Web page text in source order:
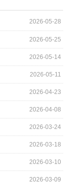
2026-05-28
2026-05-25
2026-05-14
2026-05-11
2026-04-23
2026-04-08
2026-03-24
2026-03-18
2026-03-10
2026-03-09